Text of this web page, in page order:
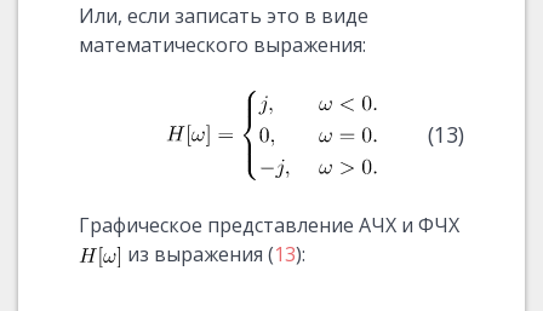
Или, если записать это в виде
математического выражения:
(13)
Графическое представление АЧХ и ФЧХ
из выражения (13):